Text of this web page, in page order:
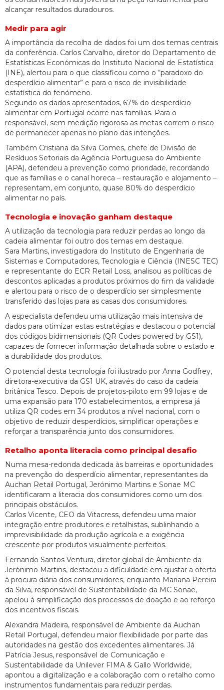
alcançar resultados duradouros.
Medir para agir
A importância da recolha de dados foi um dos temas centrais
da conferência. Carlos Carvalho, diretor do Departamento de
Estatísticas Económicas do Instituto Nacional de Estatística
(INE), alertou para o que classificou como o “paradoxo do
desperdício alimentar” e para o risco de invisibilidade
estatística do fenómeno.
Segundo os dados apresentados, 67% do desperdício
alimentar em Portugal ocorre nas famílias. Para o
responsável, sem medição rigorosa as metas correm o risco
de permanecer apenas no plano das intenções.
Também Cristiana da Silva Gomes, chefe de Divisão de
Resíduos Setoriais da Agência Portuguesa do Ambiente
(APA), defendeu a prevenção como prioridade, recordando
que as famílias e o canal horeca – restauração e alojamento –
representam, em conjunto, quase 80% do desperdício
alimentar no país.
Tecnologia e inovação ganham destaque
A utilização da tecnologia para reduzir perdas ao longo da
cadeia alimentar foi outro dos temas em destaque.
Sara Martins, investigadora do Instituto de Engenharia de
Sistemas e Computadores, Tecnologia e Ciência (INESC TEC)
e representante do ECR Retail Loss, analisou as políticas de
descontos aplicadas a produtos próximos do fim da validade
e alertou para o risco de o desperdício ser simplesmente
transferido das lojas para as casas dos consumidores.
A especialista defendeu uma utilização mais intensiva de
dados para otimizar estas estratégias e destacou o potencial
dos códigos bidimensionais (QR Codes powered by GS1),
capazes de fornecer informação detalhada sobre o estado e
a durabilidade dos produtos.
O potencial desta tecnologia foi ilustrado por Anna Godfrey,
diretora-executiva da GS1 UK, através do caso da cadeia
britânica Tesco. Depois de projetos-piloto em 99 lojas e de
uma expansão para 170 estabelecimentos, a empresa já
utiliza QR codes em 34 produtos a nível nacional, com o
objetivo de reduzir desperdícios, simplificar operações e
reforçar a transparência junto dos consumidores.
Retalho aponta literacia como principal desafio
Numa mesa-redonda dedicada às barreiras e oportunidades
na prevenção do desperdício alimentar, representantes da
Auchan Retail Portugal, Jerónimo Martins e Sonae MC
identificaram a literacia dos consumidores como um dos
principais obstáculos.
Carlos Vicente, CEO da Vitacress, defendeu uma maior
integração entre produtores e retalhistas, sublinhando a
imprevisibilidade da produção agrícola e a exigência
crescente por produtos visualmente perfeitos.
Fernando Santos Ventura, diretor global de Ambiente da
Jerónimo Martins, destacou a dificuldade em ajustar a oferta
à procura diária dos consumidores, enquanto Mariana Pereira
da Silva, responsável de Sustentabilidade da MC Sonae,
apelou à simplificação dos processos de doação e ao reforço
dos incentivos fiscais.
Alexandra Madeira, responsável de Ambiente da Auchan
Retail Portugal, defendeu maior flexibilidade por parte das
autoridades na gestão dos excedentes alimentares. Já
Patrícia Jesus, responsável de Comunicação e
Sustentabilidade da Unilever FIMA & Gallo Worldwide,
apontou a digitalização e a colaboração com o retalho como
instrumentos fundamentais para reduzir perdas.